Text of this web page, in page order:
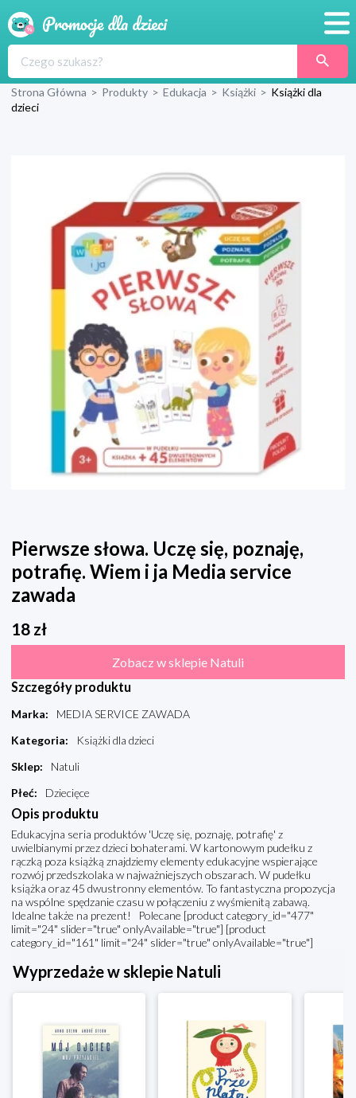
Produkty
Blog
Wyprawka
Strona Główna > Produkty > Edukacja > Książki > Książki dla
dzieci
Pierwsze słowa. Uczę się, poznaję,
potrafię. Wiem i ja Media service
zawada
18 zł
Zobacz w sklepie Natuli
Szczegóły produktu
Marka:
MEDIA SERVICE ZAWADA
Kategoria:
Książki dla dzieci
Sklep:
Natuli
Płeć: Dziecięce
Opis produktu
Edukacyjna seria produktów 'Uczę się, poznaję, potrafię' z
uwielbianymi przez dzieci bohaterami. W kartonowym pudełku z
rączką poza książką znajdziemy elementy edukacyjne wspierające
rozwój przedszkolaka w najważniejszych obszarach. W pudełku
książka oraz 45 dwustronny elementów. To fantastyczna propozycja
na wspólne spędzanie czasu w połączeniu z wyśmienitą zabawą.
Idealne także na prezent! Polecane [product category_id="477"
limit="24" slider="true" onlyAvailable="true"] [product
category_id="161" limit="24" slider="true" onlyAvailable="true"]
Wyprzedaże w sklepie Natuli